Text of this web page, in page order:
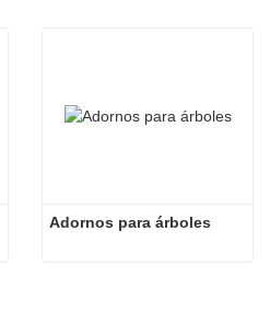
Adornos para árboles